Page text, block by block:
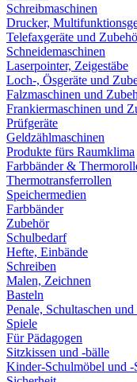
Schreibmaschinen
Drucker,
Telefaxgeräte und
Schneidemaschinen
Laserpointer, Zeigestäbe
Loch-, Ösgeräte und
Falzmaschinen und
Frankiermaschinen und
Prüfgeräte
Geldzählmaschinen
Produkte fürs Raumklima
Farbbänder &
Thermotransferrollen
Speichermedien
Farbbänder
Zubehör
Schulbedarf
Hefte, Einbände
Schreiben
Malen, Zeichnen
Basteln
Penale, Schultaschen
Spiele
Für Pädagogen
Sitzkissen und -bälle
Kinder-Schulmöbel und -